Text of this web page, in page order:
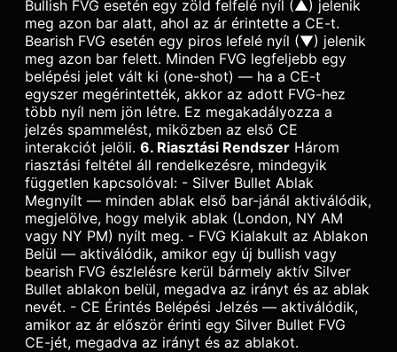
Bullish FVG esetén egy zöld felfelé nyíl (▲) jelenik
meg azon bar alatt, ahol az ár érintette a CE-t.
Bearish FVG esetén egy piros lefelé nyíl (▼) jelenik
meg azon bar felett. Minden FVG legfeljebb egy
belépési jelet vált ki (one-shot) — ha a CE-t
egyszer megérintették, akkor az adott FVG-hez
több nyíl nem jön létre. Ez megakadályozza a
jelzés spammelést, miközben az első CE
interakciót jelöli. 6. Riasztási Rendszer Három
riasztási feltétel áll rendelkezésre, mindegyik
független kapcsolóval: - Silver Bullet Ablak
Megnyílt — minden ablak első bar-jánál aktiválódik,
megjelölve, hogy melyik ablak (London, NY AM
vagy NY PM) nyílt meg. - FVG Kialakult az Ablakon
Belül — aktiválódik, amikor egy új bullish vagy
bearish FVG észlelésre kerül bármely aktív Silver
Bullet ablakon belül, megadva az irányt és az ablak
nevét. - CE Érintés Belépési Jelzés — aktiválódik,
amikor az ár először érinti egy Silver Bullet FVG
CE-jét, megadva az irányt és az ablakot.